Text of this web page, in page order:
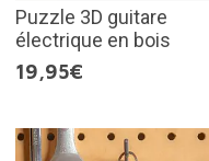
Puzzle 3D guitare
électrique en bois
19,95€